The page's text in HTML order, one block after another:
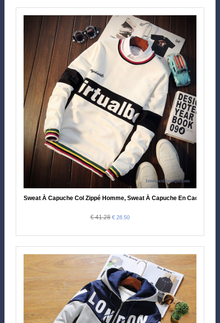
Sweat À Capuche Col Zippé Homme, Sweat À Capuche En
€ 41.28 € 28.50